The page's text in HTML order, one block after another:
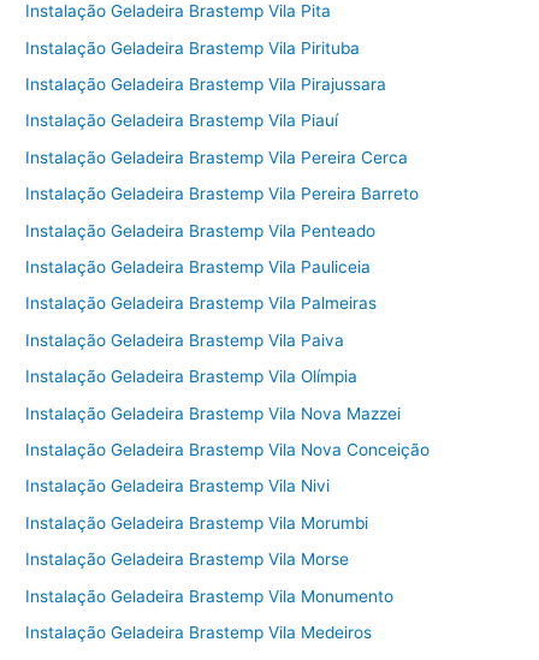
Instalação Geladeira Brastemp Vila Pita
Instalação Geladeira Brastemp Vila Pirituba
Instalação Geladeira Brastemp Vila Pirajussara
Instalação Geladeira Brastemp Vila Piauí
Instalação Geladeira Brastemp Vila Pereira Cerca
Instalação Geladeira Brastemp Vila Pereira Barreto
Instalação Geladeira Brastemp Vila Penteado
Instalação Geladeira Brastemp Vila Pauliceia
Instalação Geladeira Brastemp Vila Palmeiras
Instalação Geladeira Brastemp Vila Paiva
Instalação Geladeira Brastemp Vila Olímpia
Instalação Geladeira Brastemp Vila Nova Mazzei
Instalação Geladeira Brastemp Vila Nova Conceição
Instalação Geladeira Brastemp Vila Nivi
Instalação Geladeira Brastemp Vila Morumbi
Instalação Geladeira Brastemp Vila Morse
Instalação Geladeira Brastemp Vila Monumento
Instalação Geladeira Brastemp Vila Medeiros